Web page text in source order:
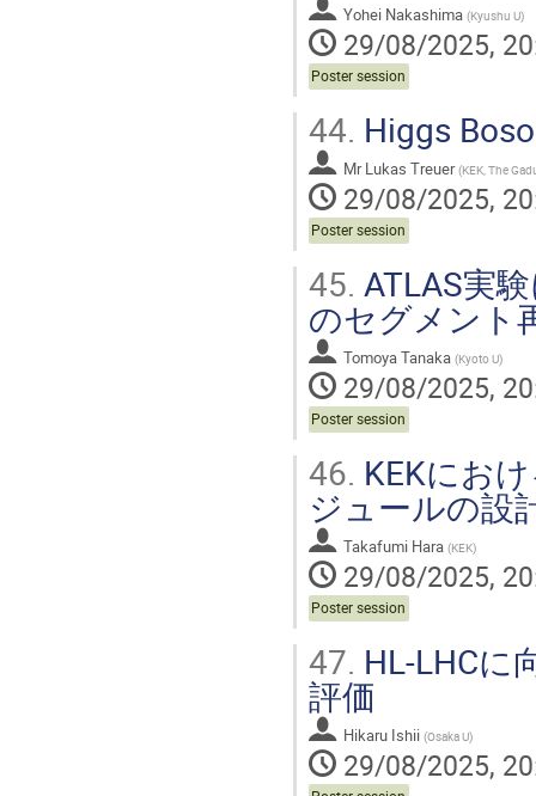
Yohei Nakashima (Kyushu U)
29/08/2025,
Poster session
44. Higgs
Mr Lukas Treuer (KEK, The
29/08/2025,
Poster session
45. ATLAS実
のセグメント
Tomoya Tanaka (Kyoto U)
29/08/2025,
Poster session
46. KEKにお
ジュールの設
Takafumi Hara (KEK)
29/08/2025,
Poster session
47. HL-LHCに
評価
Hikaru Ishii (Osaka U)
29/08/2025,